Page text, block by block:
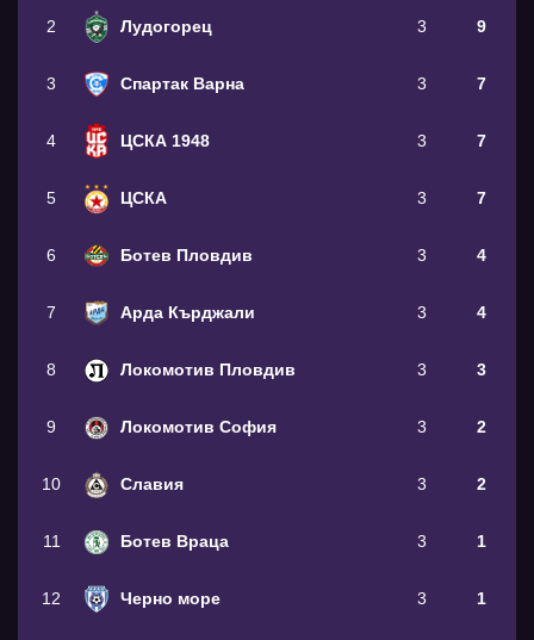
2 Лудогорец 3 9
3 Спартак Варна 3 7
4 ЦСКА 1948 3 7
5 ЦСКА 3 7
6 Ботев Пловдив 3 4
7 Арда Кърджали 3 4
8 Локомотив Пловдив 3 3
9 Локомотив София 3 2
10 Славия 3 2
11 Ботев Враца 3 1
12 Черно море 3 1